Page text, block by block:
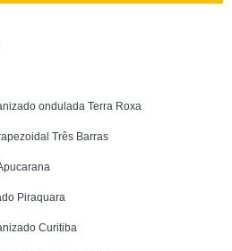
ondulada Terra Roxa
Três Barras
Piraquara
Curitiba